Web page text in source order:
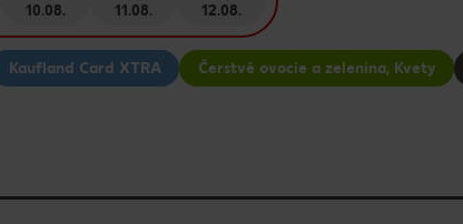
10.08. 11.08. 12.08.
Kaufland Card XTRA Čerstvé ovocie a zelenina, Kvety